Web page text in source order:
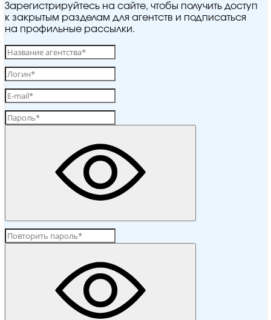
Зарегистрируйтесь на сайте, чтобы получить доступ
к закрытым разделам для агентств и подписаться
на профильные рассылки.